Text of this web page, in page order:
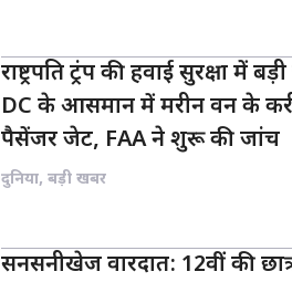
राष्ट्रपति ट्रंप की हवाई सुरक्षा में
DC के आसमान में मरीन वन के
पैसेंजर जेट, FAA ने शुरू की जांच
दुनिया, बड़ी खबर
सनसनीखेज वारदात: 12वीं की